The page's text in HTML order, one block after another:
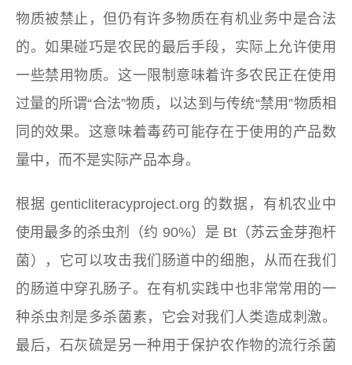
物质被禁止，但仍有许多物质在有机业务中是合法
的。如果碰巧是农民的最后手段，实际上允许使用
一些禁用物质。这一限制意味着许多农民正在使用
过量的所谓“合法”物质，以达到与传统“禁用”物质相
同的效果。这意味着毒药可能存在于使用的产品数
量中，而不是实际产品本身。
根据 genticliteracyproject.org 的数据，有机农业中
使用最多的杀虫剂（约 90%）是 Bt（苏云金芽孢杆
菌），它可以攻击我们肠道中的细胞，从而在我们
的肠道中穿孔肠子。在有机实践中也非常常用的一
种杀虫剂是多杀菌素，它会对我们人类造成刺激。
最后，石灰硫是另一种用于保护农作物的流行杀菌